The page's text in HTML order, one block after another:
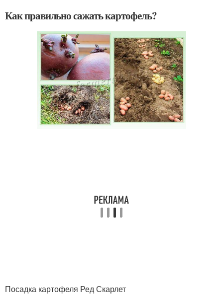
Как правильно сажать картофель?
Посадка картофеля Ред Скарлет